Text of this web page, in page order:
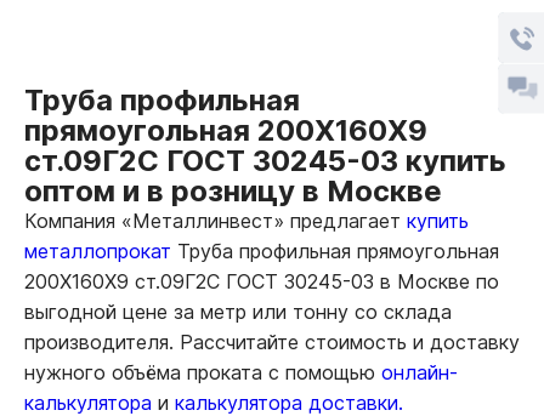
Труба профильная
прямоугольная 200Х160Х9
ст.09Г2С ГОСТ 30245-03 купить
оптом и в розницу в Москве
Компания «Металлинвест» предлагает купить
металлопрокат Труба профильная прямоугольная
200Х160Х9 ст.09Г2С ГОСТ 30245-03 в Москве по
выгодной цене за метр или тонну со склада
производителя. Рассчитайте стоимость и доставку
нужного объёма проката с помощью онлайн-
калькулятора и калькулятора доставки.